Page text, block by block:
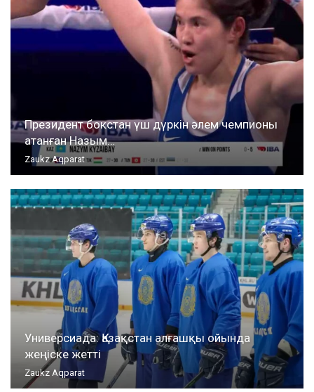
Президент бокстан үш дүркін әлем чемпионы
атанған Назым…
Zaukz Aqparat
Универсиада: Қазақстан алғашқы ойында
жеңіске жетті
Zaukz Aqparat